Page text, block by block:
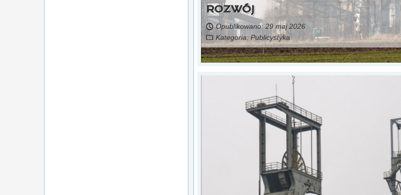
ROZWÓJ
Opublikowano: 29 maj 2026
Kategoria: Publicystyka
Czytaj więcej...
29 maja 2026,
źródło: portal gospodarka i ludzie
z tej kopalni wyjechała ostatnia tona węgla. To był
koniec górnictwa w Zagłębiu